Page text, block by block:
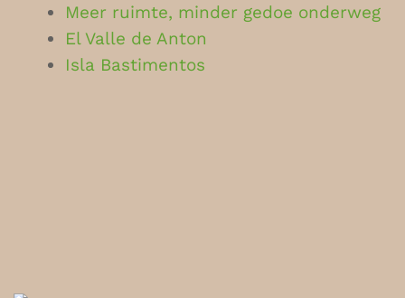
Meer ruimte, minder gedoe onderweg
El Valle de Anton
Isla Bastimentos